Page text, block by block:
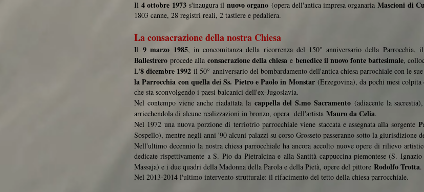
Il4 ottobre 1973s'inaugura ilnuovo organo (opera dell'antica impresa organariaMascioni di
1803 canne, 28 registri reali, 2 tastiere e pedaliera.
La consacrazione della nostra Chiesa
Il9 marzo 1985, in concomitanza della ricorrenza del 150° anniversario della
Ballestrero procede alla consacrazione della chiesa e benedice il nuovo fonte battesimale,
L'8 dicembre 1992 il 50° anniversario del bombardamento dell'antica chiesa parrochiale con le
la Parrocchia con quella dei Ss. Pietro e Paolo in Monstar(Erzegovina), da pochi mesi colpita
che sta sconvolgendo i paesi balcanici dell'ex-Jugoslavia.
Nel contempo viene anche riadattata la cappella del S.mo Sacramento (adiacente la
arricchendola di alcune realizzazioni in bronzo, opera dell'artista Mauro da Celia.
Nel 1972 una nuova porzione di terriotrio parrocchiale viene staccata e assegnata alla sorgente
Sospello), mentre negli anni '90 alcuni palazzi su corso Grosseto passeranno sotto la giurisdizione
Nell'ultimo decennio la nostra chiesa parrocchiale ha ancora accolto nuove opere di rilievo
dedicate rispettivamente a S. Pio da Pietralcina e alla Santità cappuccina piemontese (S.
Massaja) e i due quadri della Madonna della Parola e della Pietà, opere del pittore Rodolfo Trotta.
Nel 2013-2014 l'ultimo intervento strutturale: il rifacimento del tetto della chiesa parrocchiale.